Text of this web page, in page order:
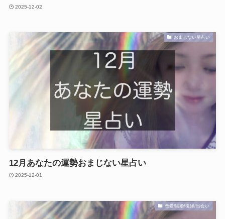
2025-12-02
おまじない星占い
12月あなたの運勢おまじない星占い
2025-12-01
恋愛/結婚/復縁/出会い